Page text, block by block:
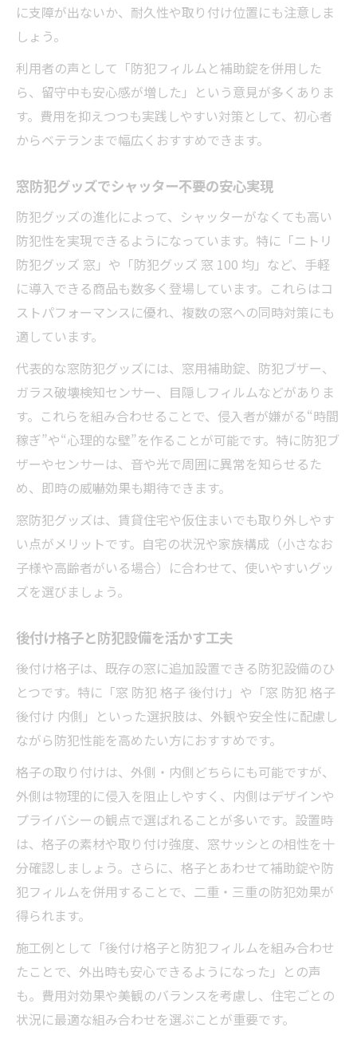
に支障が出ないか、耐久性や取り付け位置にも注意しま
しょう。
利用者の声として「防犯フィルムと補助錠を併用した
ら、留守中も安心感が増した」という意見が多くありま
す。費用を抑えつつも実践しやすい対策として、初心者
からベテランまで幅広くおすすめできます。
窓防犯グッズでシャッター不要の安心実現
防犯グッズの進化によって、シャッターがなくても高い
防犯性を実現できるようになっています。特に「ニトリ
防犯グッズ 窓」や「防犯グッズ 窓 100 均」など、手軽
に導入できる商品も数多く登場しています。これらはコ
ストパフォーマンスに優れ、複数の窓への同時対策にも
適しています。
代表的な窓防犯グッズには、窓用補助錠、防犯ブザー、
ガラス破壊検知センサー、目隠しフィルムなどがありま
す。これらを組み合わせることで、侵入者が嫌がる“時間
稼ぎ”や“心理的な壁”を作ることが可能です。特に防犯ブ
ザーやセンサーは、音や光で周囲に異常を知らせるた
め、即時の威嚇効果も期待できます。
窓防犯グッズは、賃貸住宅や仮住まいでも取り外しやす
い点がメリットです。自宅の状況や家族構成（小さなお
子様や高齢者がいる場合）に合わせて、使いやすいグッ
ズを選びましょう。
後付け格子と防犯設備を活かす工夫
後付け格子は、既存の窓に追加設置できる防犯設備のひ
とつです。特に「窓 防犯 格子 後付け」や「窓 防犯 格子
後付け 内側」といった選択肢は、外観や安全性に配慮し
ながら防犯性能を高めたい方におすすめです。
格子の取り付けは、外側・内側どちらにも可能ですが、
外側は物理的に侵入を阻止しやすく、内側はデザインや
プライバシーの観点で選ばれることが多いです。設置時
は、格子の素材や取り付け強度、窓サッシとの相性を十
分確認しましょう。さらに、格子とあわせて補助錠や防
犯フィルムを併用することで、二重・三重の防犯効果が
得られます。
施工例として「後付け格子と防犯フィルムを組み合わせ
たことで、外出時も安心できるようになった」との声
も。費用対効果や美観のバランスを考慮し、住宅ごとの
状況に最適な組み合わせを選ぶことが重要です。